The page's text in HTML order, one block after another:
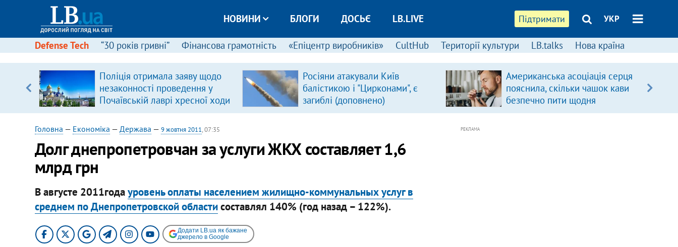
Підтримати УКР
НОВИНИ БЛОГИ ДОСЬЄ LB.LIVE
Defense Tech “30 років гривні” Фінансова грамотність «Епіцентр виробників» CultHub Території культури LB.talks Нова країна
Поліція отримала заяву щодо
незаконності проведення у
Почаївській лаврі хресної ходи
Росіяни атакували Київ
балістикою і "Цирконами", є
загиблі (доповнено)
Американська асоціація серця
пояснила, скільки чашок кави
безпечно пити щодня
Головна — Економіка — Держава — 9 жовтня 2011, 07:35
Долг днепропетровчан за услуги ЖКХ составляет 1,6
млрд грн
В августе 2011годауровень оплаты населением жилищно-коммунальных услуг в
среднем по Днепропетровской областисоставлял 140% (год назад – 122%).
Додати LB.ua як бажане
джерело в Google
РЕКЛАМА